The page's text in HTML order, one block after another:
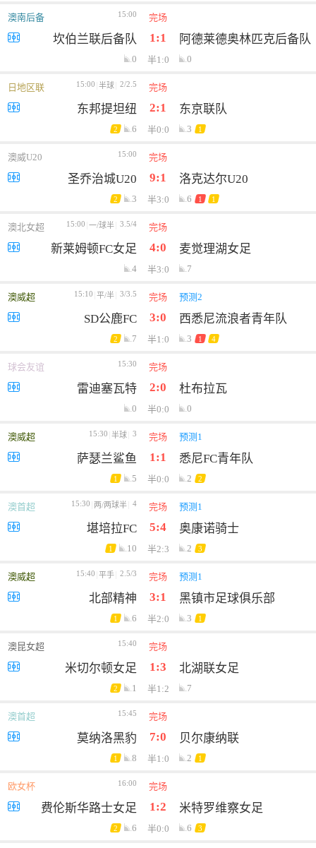
澳南后备 15:00 完场
坎伯兰联后备队 1:1 阿德莱德奥林匹克后备队
0 半1:0 0
日地区联 15:00 半球 2/2.5 完场
东邦提坦纽 2:1 东京联队
2 6 半0:0 3 1
澳威U20 15:00 完场
圣乔治城U20 9:1 洛克达尔U20
2 3 半3:0 6 1 1
澳北女超 15:00 一/球半 3.5/4 完场
新莱姆顿FC女足 4:0 麦觉理湖女足
4 半3:0 7
澳威超 15:10 平/半 3/3.5 完场 预测2
SD公鹿FC 3:0 西悉尼流浪者青年队
2 7 半1:0 3 1 4
球会友谊 15:30 完场
雷迪塞瓦特 2:0 杜布拉瓦
0 半0:0 0
澳威超 15:30 半球 3 完场 预测1
萨瑟兰鲨鱼 1:1 悉尼FC青年队
1 5 半0:0 2 2
澳首超 15:30 两/两球半 4 完场 预测1
堪培拉FC 5:4 奥康诺骑士
1 10 半2:3 2 3
澳威超 15:40 平手 2.5/3 完场 预测1
北部精神 3:1 黑镇市足球俱乐部
1 6 半2:0 3 1
澳昆女超 15:40 完场
米切尔顿女足 1:3 北湖联女足
2 1 半1:2 7
澳首超 15:45 完场
莫纳洛黑豹 7:0 贝尔康纳联
1 8 半1:0 2 1
欧女杯 16:00 完场
费伦斯华路士女足 1:2 米特罗维察女足
2 6 半0:0 6 3